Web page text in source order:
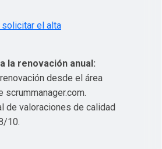
solicitar el alta
la renovación anual:
desde el área
scrummanager.com.
de valoraciones de calidad
10.